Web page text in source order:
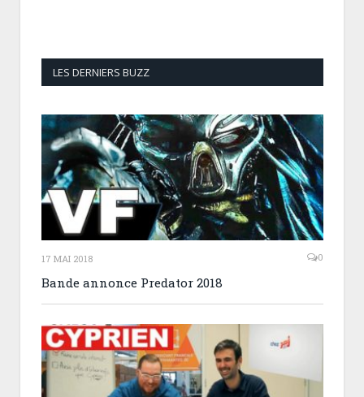
LES DERNIERS BUZZ
17 MAI 2018 0
Bande annonce Predator 2018